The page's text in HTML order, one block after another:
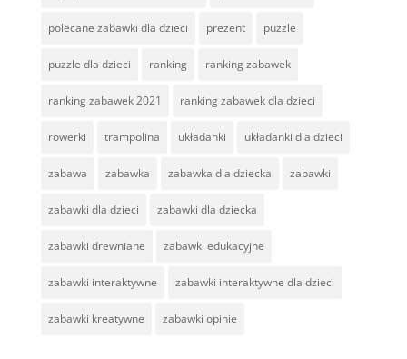
polecane zabawki dla dzieci prezent puzzle
puzzle dla dzieci ranking ranking zabawek
ranking zabawek 2021 ranking zabawek dla dzieci
rowerki trampolina układanki układanki dla dzieci
zabawa zabawka zabawka dla dziecka zabawki
zabawki dla dzieci zabawki dla dziecka
zabawki drewniane zabawki edukacyjne
zabawki interaktywne zabawki interaktywne dla dzieci
zabawki kreatywne zabawki opinie